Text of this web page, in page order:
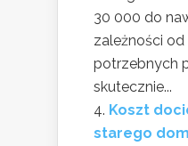
30 000 do
zależności od
potrzebnych
skutecznie...
Koszt
starego